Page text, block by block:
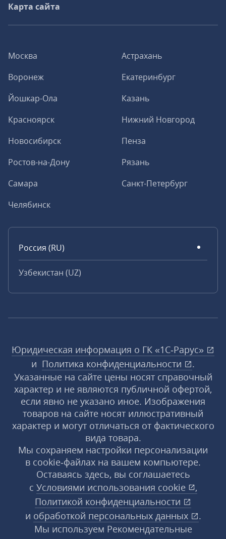
Москва
Астрахань
Воронеж
Екатеринбург
Йошкар-Ола
Казань
Красноярск
Нижний Новгород
Новосибирск
Пенза
Ростов-на-Дону
Рязань
Самара
Санкт-Петербург
Челябинск
Россия (RU)
Узбекистан (UZ)
Карта сайта
Юридическая информация о ГК «1С‑Рарус»
и Политика конфиденциальности
.
Указанные на сайте цены носят справочный
характер и не являются публичной офертой,
если явно не указано иное. Изображения
товаров на сайте носят иллюстративный
характер и могут отличаться от фактического
вида товара.
Мы сохраняем настройки персонализации
в cookie‑файлах на вашем компьютере.
Оставаясь здесь, вы соглашаетесь
с Условиями использования cookie
,
Политикой конфиденциальности
и обработкой персональных данных
.
Мы используем Рекомендательные